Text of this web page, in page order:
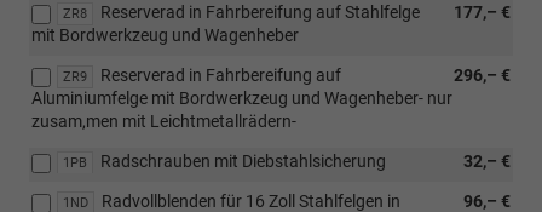
ZR8 177,– €
Reserverad in Fahrbereifung auf Stahlfelge
mit Bordwerkzeug und Wagenheber
ZR9 296,– €
Reserverad in Fahrbereifung auf
Aluminiumfelge mit Bordwerkzeug und Wagenheber- nur
zusam,men mit Leichtmetallrädern-
1PB 32,– €
Radschrauben mit Diebstahlsicherung
1ND 96,– €
Radvollblenden für 16 Zoll Stahlfelgen in